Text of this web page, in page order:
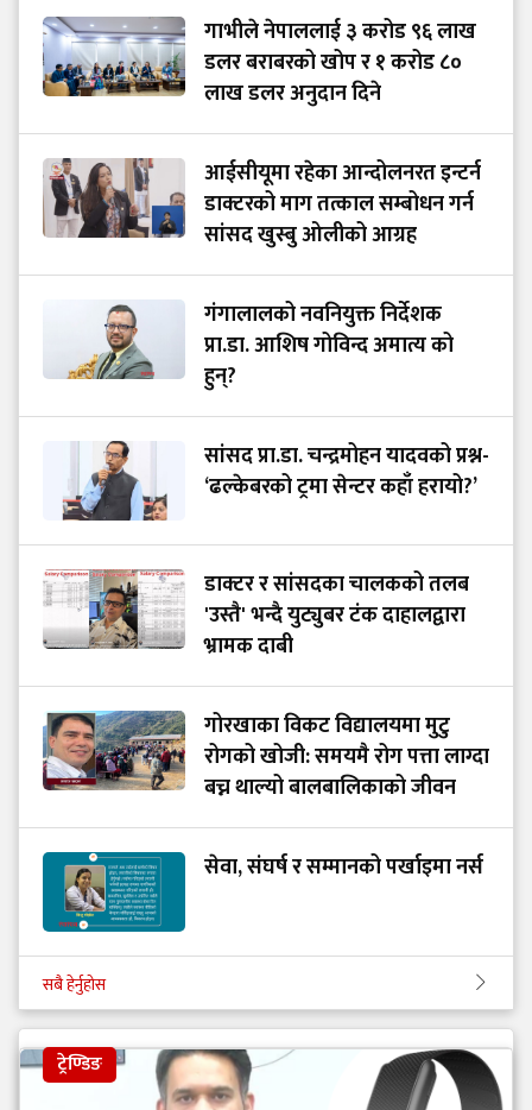
गाभीले नेपाललाई ३ करोड ९६ लाख
डलर बराबरको खोप र १ करोड ८०
लाख डलर अनुदान दिने
आईसीयूमा रहेका आन्दोलनरत इन्टर्न
डाक्टरको माग तत्काल सम्बोधन गर्न
सांसद खुस्बु ओलीको आग्रह
गंगालालको नवनियुक्त निर्देशक
प्रा.डा. आशिष गोविन्द अमात्य को
हुन्?
सांसद प्रा.डा. चन्द्रमोहन यादवको प्रश्न-
‘ढल्केबरको ट्रमा सेन्टर कहाँ हरायो?’
डाक्टर र सांसदका चालकको तलब
'उस्तै' भन्दै युट्युबर टंक दाहालद्वारा
भ्रामक दाबी
गोरखाका विकट विद्यालयमा मुटु
रोगको खोजी: समयमै रोग पत्ता लाग्दा
बच्न थाल्यो बालबालिकाको जीवन
सेवा, संघर्ष र सम्मानको पर्खाइमा नर्स
सबै हेर्नुहोस
ट्रेण्डिङ